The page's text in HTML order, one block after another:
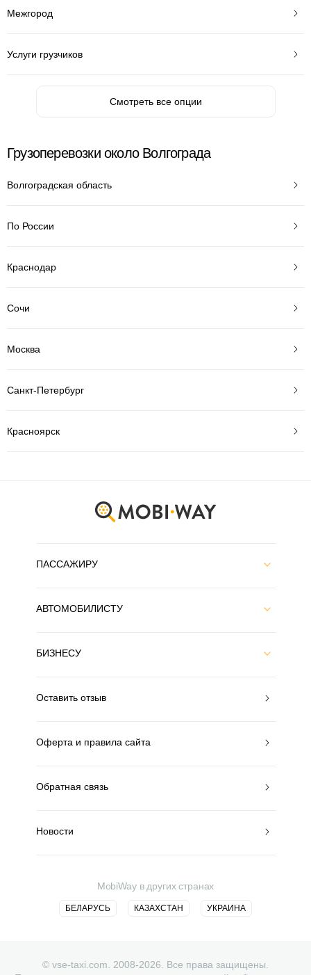
Межгород
Услуги грузчиков
Смотреть все опции
Грузоперевозки около Волгограда
Волгоградская область
По России
Краснодар
Сочи
Москва
Санкт-Петербург
Красноярск
ПАССАЖИРУ
АВТОМОБИЛИСТУ
БИЗНЕСУ
Оставить отзыв
Оферта и правила сайта
Обратная связь
Новости
MobiWay в других странах
БЕЛАРУСЬ КАЗАХСТАН УКРАИНА
© vse-taxi.com. 2008-2026. Все права защищены.